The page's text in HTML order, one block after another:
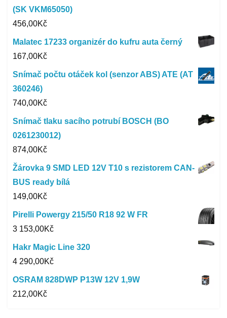
(SK VKM65050)
456,00Kč
Malatec 17233 organizér do kufru auta černý
167,00Kč
Snímač počtu otáček kol (senzor ABS) ATE (AT
360246)
740,00Kč
Snímač tlaku sacího potrubí BOSCH (BO
0261230012)
874,00Kč
Žárovka 9 SMD LED 12V T10 s rezistorem CAN-
BUS ready bílá
149,00Kč
Pirelli Powergy 215/50 R18 92 W FR
3 153,00Kč
Hakr Magic Line 320
4 290,00Kč
OSRAM 828DWP P13W 12V 1,9W
212,00Kč